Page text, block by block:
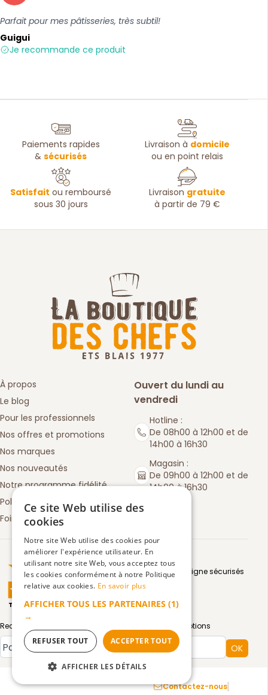
Parfait pour mes pâtisseries, très subtil!
Guigui
Je recommande ce produit
Paiements rapides
&sécurisés
Livraison à domicile
ou en point relais
Satisfait ou remboursé
sous 30 jours
Livraison gratuite
à partir de 79 €
À propos
Le blog
Pour les professionnels
Nos offres et promotions
Nos marques
Nos nouveautés
Notre programme fidélité
Politique de retours
Foire aux questions
Ouvert du lundi au
vendredi
Hotline :
De 08h00 à 12h00 et de
14h00 à 16h30
Magasin :
De 09h00 à 12h00 et de
14h00 à 16h30
Truspilot : La Boutique des chefs
TrustScore4.5 | 3083avis
Moyens de paiement en ligne sécurisés
Recevez par email toute notre actualité et nos promotions
Type de compte OK
Contactez-nousFacebook
Instagram
Ce site Web utilise des
cookies
Notre site Web utilise des cookies pour
améliorer l'expérience utilisateur. En
utilisant notre site Web, vous acceptez tous
les cookies conformément à notre Politique
relative aux cookies. En savoir plus
AFFICHER TOUS LES PARTENAIRES (1)
→
ACCEPTER TOUT
REFUSER TOUT
AFFICHER LES DÉTAILS
STRICTEMENT NÉCESSAIRES